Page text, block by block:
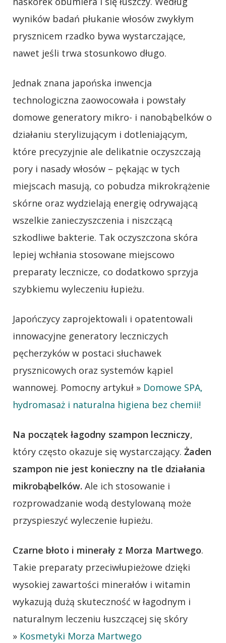
wyników badań płukanie włosów zwykłym
prysznicem rzadko bywa wystarczające,
nawet jeśli trwa stosunkowo długo.
Jednak znana japońska inwencja
technologiczna zaowocowała i powstały
domowe generatory mikro- i nanobąbelków o
działaniu sterylizującym i dotleniającym,
które precyzyjnie ale delikatnie oczyszczają
pory i nasady włosów – pękając w tych
miejscach masują, co pobudza mikrokrążenie
skórne oraz wydzielają energię odrywającą
wszelkie zanieczyszczenia i niszczącą
szkodliwe bakterie. Tak oczyszczona skóra
lepiej wchłania stosowane miejscowo
preparaty lecznicze, co dodatkowo sprzyja
szybkiemu wyleczeniu łupieżu.
Japończycy zaprojektowali i opatentowali
innowacyjne generatory leczniczych
pęcherzyków w postaci słuchawek
prysznicowych oraz systemów kąpiel
wannowej. Pomocny artykuł » Domowe SPA,
hydromasaż i naturalna higiena bez chemii!
Na początek łagodny szampon leczniczy,
który często okazuje się wystarczający. Żaden
szampon nie jest konieczny na tle działania
mikrobąbelków. Ale ich stosowanie i
rozprowadzanie wodą destylowaną może
przyspieszyć wyleczenie łupieżu.
Czarne błoto i minerały z Morza Martwego.
Takie preparaty przeciwłupieżowe dzięki
wysokiej zawartości minerałów i witamin
wykazują dużą skuteczność w łagodnym i
naturalnym leczeniu łuszczącej się skóry
» Kosmetyki Morza Martwego